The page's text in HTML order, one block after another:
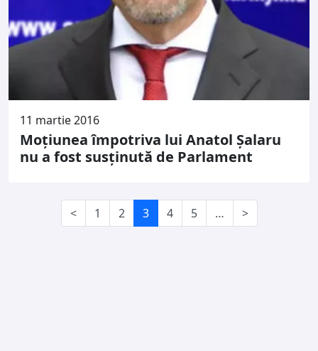
11 martie 2016
Moţiunea împotriva lui Anatol Şalaru
nu a fost susţinută de Parlament
< 1 2 3 4 5 … >